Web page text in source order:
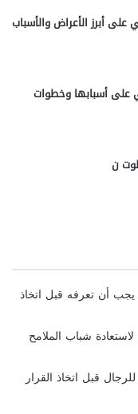
أبرز الأعراض والأسباب
على أسبابها وخطوات
أن تعرفه قبل اتخاذ
شباب الملامح
قبل اتخاذ القرار